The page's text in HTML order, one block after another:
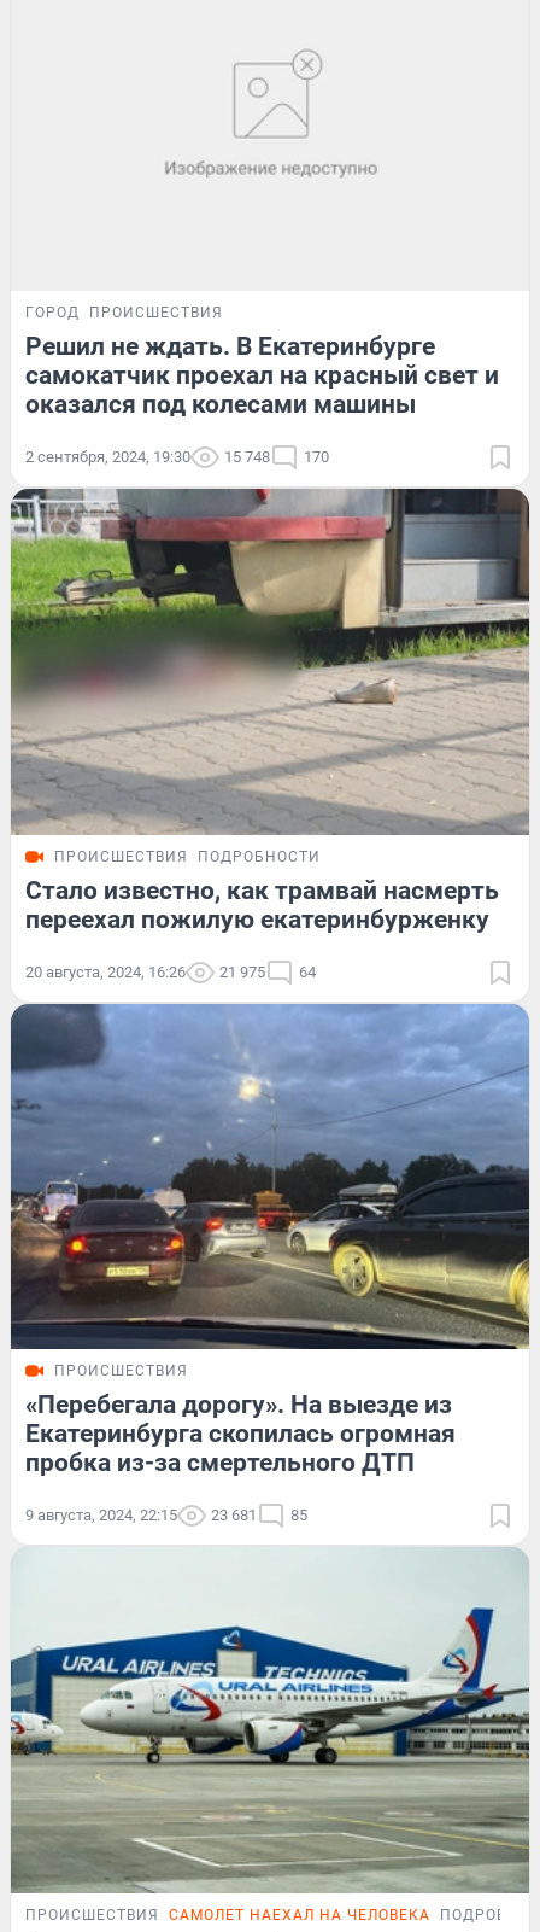
ГОРОД ПРОИСШЕСТВИЯ
Решил не ждать. В Екатеринбурге
самокатчик проехал на красный свет и
оказался под колесами машины
2 сентября, 2024, 19:30 15 748 170
ПРОИСШЕСТВИЯ ПОДРОБНОСТИ
Стало известно, как трамвай насмерть
переехал пожилую екатеринбурженку
20 августа, 2024, 16:26 21 975 64
ПРОИСШЕСТВИЯ
«Перебегала дорогу». На выезде из
Екатеринбурга скопилась огромная
пробка из-за смертельного ДТП
9 августа, 2024, 22:15 23 681 85
ПРОИСШЕСТВИЯ САМОЛЕТ НАЕХАЛ НА ЧЕЛОВЕКА